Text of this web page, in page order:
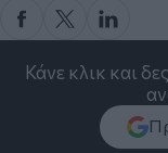
Κάνε κλικ και